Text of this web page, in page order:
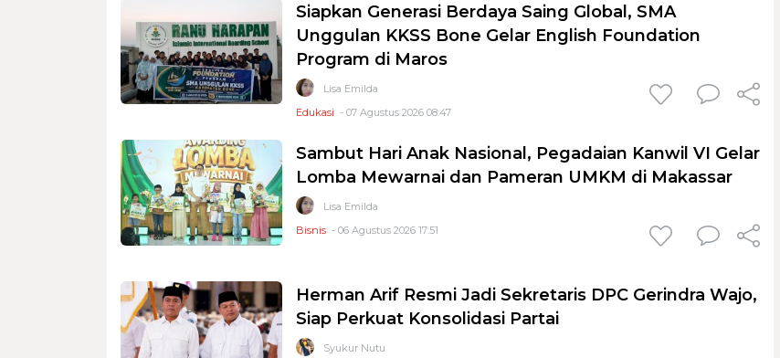
Siapkan Generasi Berdaya Saing Global, SMA
Unggulan KKSS Bone Gelar English Foundation
Program di Maros
Lisa Emilda
Edukasi - 07 Agustus 2026 08:47
Sambut Hari Anak Nasional, Pegadaian Kanwil VI Gelar
Lomba Mewarnai dan Pameran UMKM di Makassar
Lisa Emilda
Bisnis - 06 Agustus 2026 17:51
Herman Arif Resmi Jadi Sekretaris DPC Gerindra Wajo,
Siap Perkuat Konsolidasi Partai
Syukur Nutu